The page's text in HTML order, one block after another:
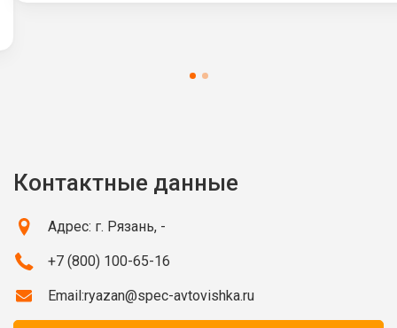
Контактные данные
Адрес: г. Рязань, -
+7 (800) 100-65-16
Email:ryazan@spec-avtovishka.ru